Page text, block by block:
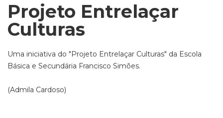
Projeto Entrelaçar
Culturas
Uma iniciativa do "Projeto Entrelaçar Culturas" da Escola
Básica e Secundária Francisco Simões.
(Admila Cardoso)